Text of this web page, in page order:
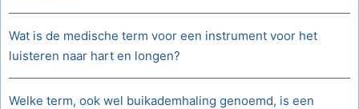
Wat is de medische term voor een instrument voor het
luisteren naar hart en longen?
Welke term, ook wel buikademhaling genoemd, is een